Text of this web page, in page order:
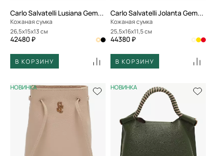
Carlo Salvatelli Lusiana Gemma
Кожаная сумка
26,5x15x13 см
42480 ₽
В КОРЗИНУ
Carlo Salvatelli Jolanta Gemma
Кожаная сумка
25,5x16x11,5 см
44380 ₽
В КОРЗИНУ
НОВИНКА НОВИНКА